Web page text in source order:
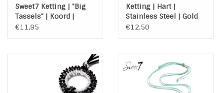
Ohlala Jewels
Sweet7 Ketting | "Big
Tassels" | Koord |
Green
€11,95
Ketting | Hart |
Stainless Steel | Gold
€12,50